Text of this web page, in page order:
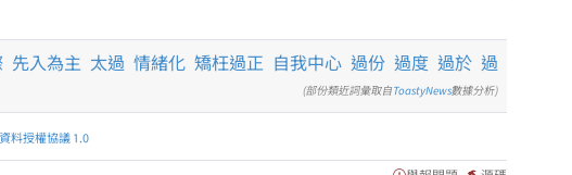
先入為主 太過 情緒化 矯枉過正 自我中心 過份 過度 過於 過
(部份類近詞彙取自ToastyNews數據分析)
料授權協議 1.0